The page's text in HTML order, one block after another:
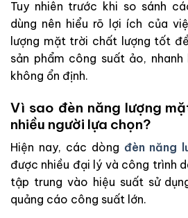
Tuy nhiên trước khi so sánh
dùng nên hiểu rõ lợi ích của
lượng mặt trời chất lượng tốt
sản phẩm công suất ảo, nhanh
không ổn định.
Vì sao đèn năng lượng
nhiều người lựa chọn?
Hiện nay, các dòng đèn năng
được nhiều đại lý và công trình
tập trung vào hiệu suất sử
quảng cáo công suất lớn.